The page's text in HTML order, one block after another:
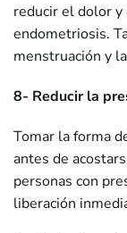
reducir el dolor y
endometriosis.
menstruación y
8- Reducir la
Tomar la forma
antes de
personas con
liberación